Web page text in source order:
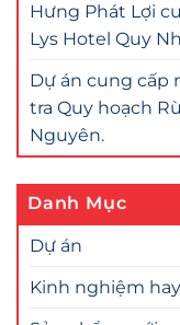
Hưng Phát Lợi
Lys Hotel Quy
Dự án cung cấp
tra Quy hoạch
Nguyên.
Danh Mục
Dự án
Kinh nghiệm hay